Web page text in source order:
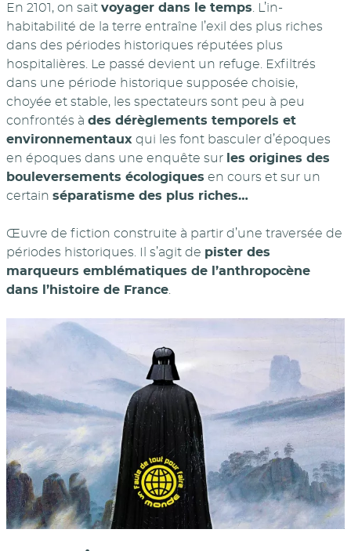
En 2101, on sait voyager dans le temps . L’in-
habitabilité de la terre entraîne l’exil des plus riches
dans des périodes historiques réputées plus
hospitalières. Le passé devient un refuge. Exfiltrés
dans une période historique supposée choisie,
choyée et stable, les spectateurs sont peu à peu
confrontés à des dérèglements temporels et
environnementaux qui les font basculer d’époques
en époques dans une enquête sur les origines des
bouleversements écologiques en cours et sur un
certain séparatisme des plus riches…
Œuvre de fiction construite à partir d’une traversée de
périodes historiques. Il s’agit de pister des
marqueurs emblématiques de l’anthropocène
dans l’histoire de France